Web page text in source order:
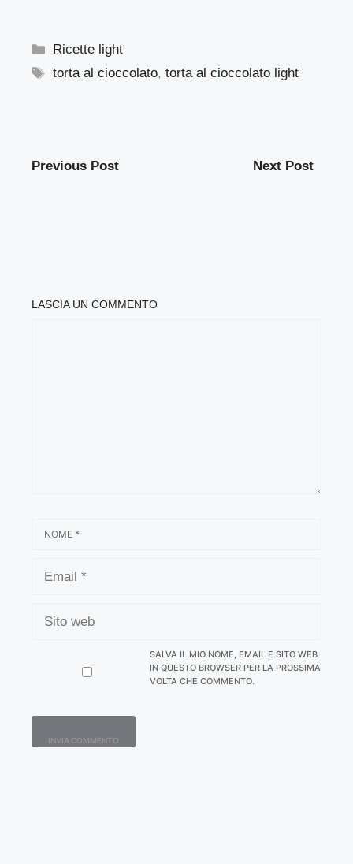
Categorie
Ricette light
Tag
torta al cioccolato,torta al cioccolato light
Previous Post Next Post
LASCIA UN COMMENTO
WEB
SALVA IL MIO NOME, EMAIL E SITO WEB
IN QUESTO BROWSER PER LA PROSSIMA
VOLTA CHE COMMENTO.